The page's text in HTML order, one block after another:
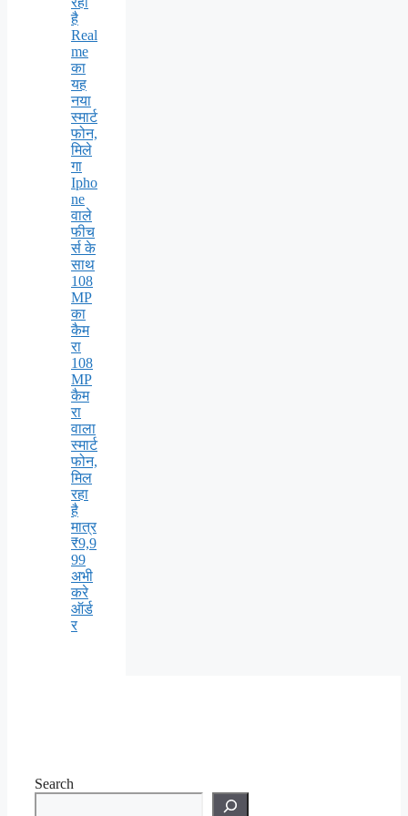
है
Real
me
का
यह
नया
स्मार्ट
फोन,
मिले
गा
Ipho
ne
वाले
फीच
र्स के
साथ
108
MP
का
कैम
रा
108
MP
कैम
रा
वाला
स्मार्ट
फोन,
मिल
रहा
है
मात्र
₹9,9
99
अभी
करे
ऑर्ड
र
Search